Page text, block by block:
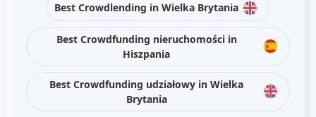
Best Crowdlending in Wielka Brytania
Best Crowdfunding nieruchomości in
Hiszpania
Best Crowdfunding udziałowy in Wielka
Brytania